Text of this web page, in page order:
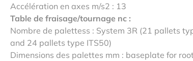
Accélération en axes m/s2 : 13
Table de fraisage/tournage nc :
Nombre de palettess : System 3R (21 pallets
and 24 pallets type ITS50)
Dimensions des palettes mm : baseplate for